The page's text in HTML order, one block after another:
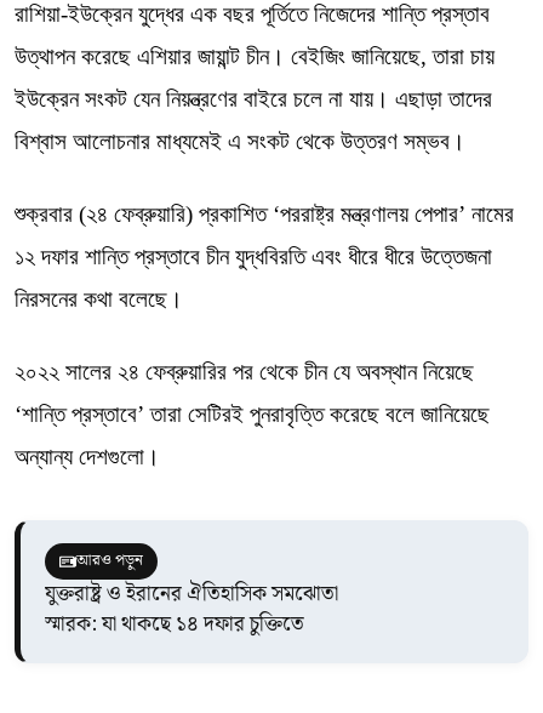
রাশিয়া-ইউক্রেন যুদ্ধের এক বছর পূর্তিতে নিজেদের শান্তি প্রস্তাব
উত্থাপন করেছে এশিয়ার জায়ান্ট চীন। বেইজিং জানিয়েছে, তারা চায়
ইউক্রেন সংকট যেন নিয়ন্ত্রণের বাইরে চলে না যায়। এছাড়া তাদের
বিশ্বাস আলোচনার মাধ্যমেই এ সংকট থেকে উত্তরণ সম্ভব।
শুক্রবার (২৪ ফেব্রুয়ারি) প্রকাশিত ‘পররাষ্ট্র মন্ত্রণালয় পেপার’ নামের
১২ দফার শান্তি প্রস্তাবে চীন যুদ্ধবিরতি এবং ধীরে ধীরে উত্তেজনা
নিরসনের কথা বলেছে।
২০২২ সালের ২৪ ফেব্রুয়ারির পর থেকে চীন যে অবস্থান নিয়েছে
‘শান্তি প্রস্তাবে’ তারা সেটিরই পুনরাবৃত্তি করেছে বলে জানিয়েছে
অন্যান্য দেশগুলো।
আরও পড়ুন
যুক্তরাষ্ট্র ও ইরানের ঐতিহাসিক সমঝোতা
স্মারক: যা থাকছে ১৪ দফার চুক্তিতে